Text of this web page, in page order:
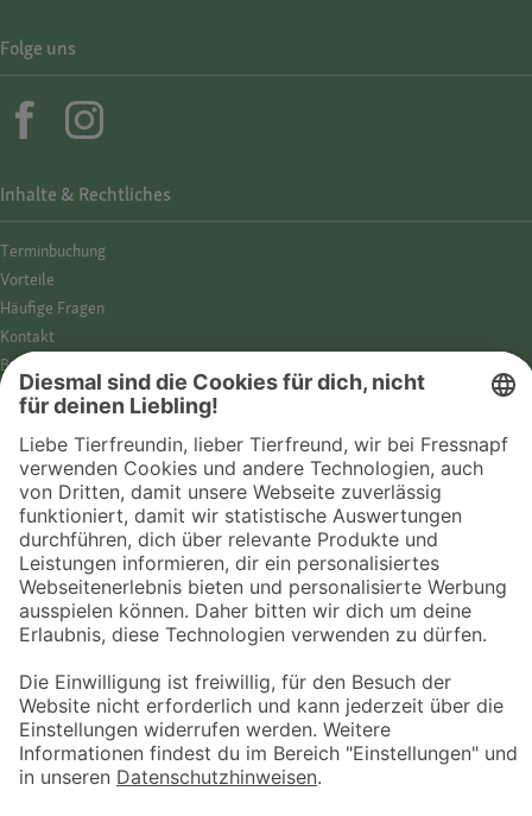
© 2026 Fressnapf Tiernahrungs GmbH
Westpreußenstraße 32-38
47809 Krefeld
Inhalte & Rechtliches
Termin­buchung
Vorteile
Häufige Fragen
Kontakt
Barrierefreiheit
Impressum
Datenschutz­hinweise
Cookies
AGB
Entdecke Fressnapf
Tierversicherung
GPS-Tracker
Fressnapf Salon
Online-Shop
Folge uns